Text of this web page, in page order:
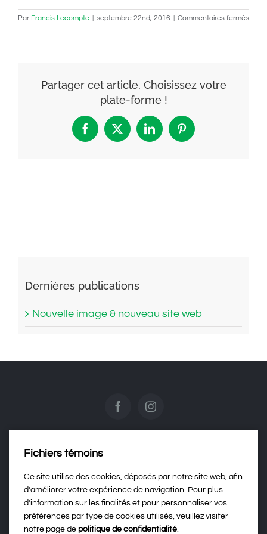
Par Francis Lecompte septembre 22nd, 2016 Commentaires ferméssur
Partager cet article, Choisissez votre
plate-forme !
Facebook
X LinkedInPinterest
Dernières publications
Nouvelle image & nouveau site web
Contactez-nous
Politique de confidentialité
Fichiers témoins
Ce site utilise des cookies, déposés par notre site web, afin
d’améliorer votre expérience de navigation. Pour plus
d’information sur les finalités et pour personnaliser vos
préférences par type de cookies utilisés, veuillez visiter
notre page de politique de confidentialité.